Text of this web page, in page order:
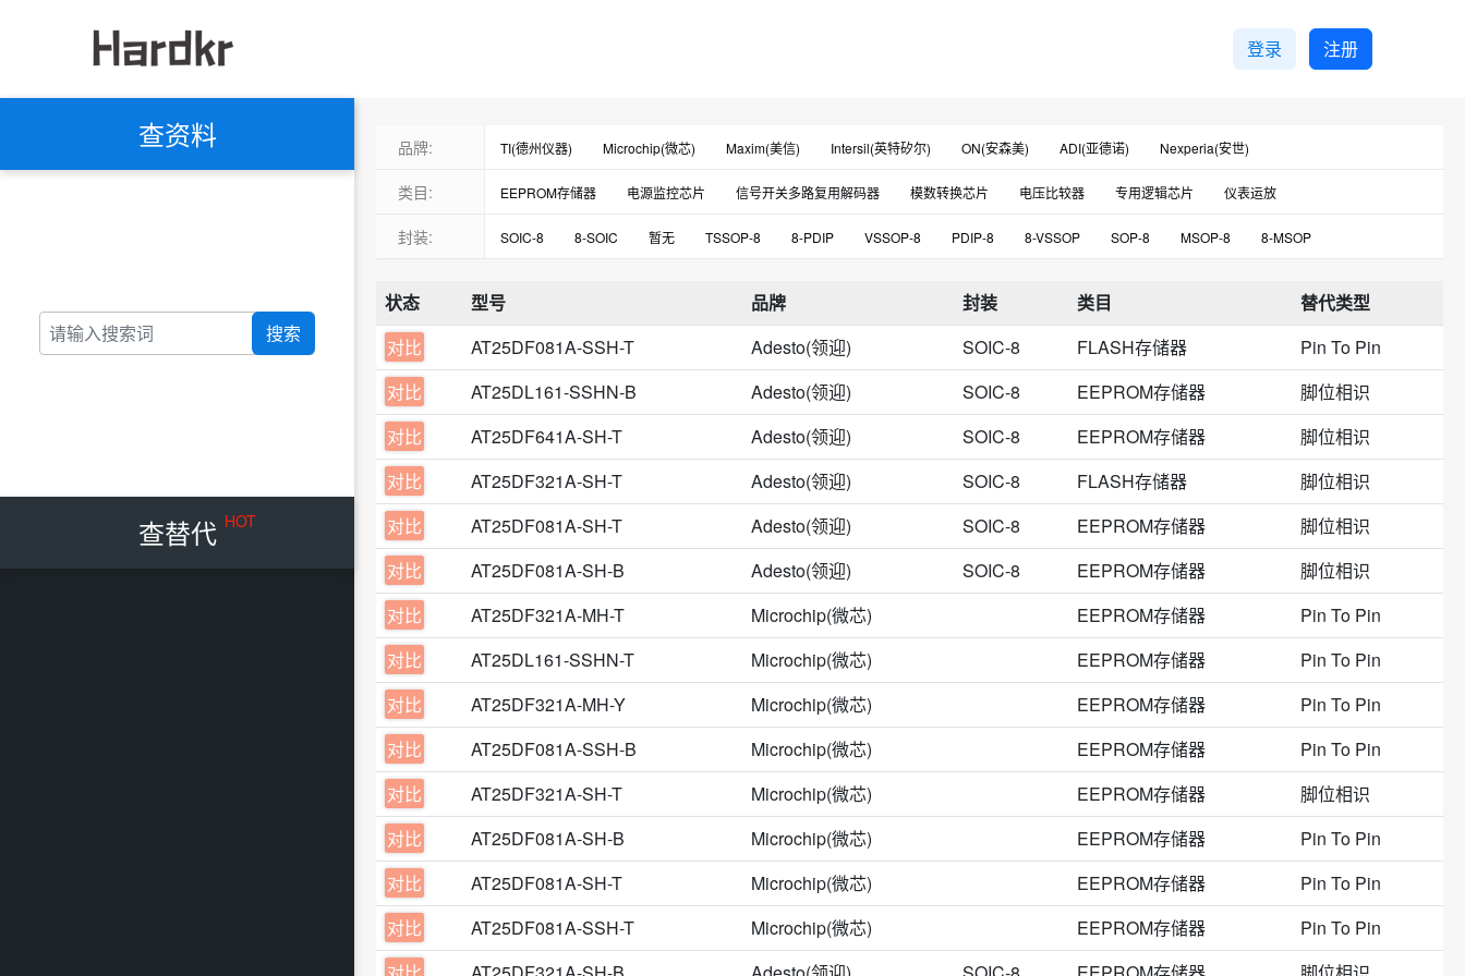
登录 注册
查资料
搜索
查替代 HOT
品牌: TI(德州仪器) Microchip(微芯) Maxim(美信) Intersil(英特矽尔) ON(安森美) ADI(亚德诺)
Nexperia(安世)
ROHM(罗姆)
Adesto(领迎) Renesas(瑞萨) Diodes(美台) Toshiba(东芝) Cypress(赛普拉斯)
Winbond(华邦)
Zetta(澜智)
XTX(芯天下) Genitop(高通) JRC(日本无线电)
Htcsemi(海天芯)
LRC(乐山无线电) HAOYU(昊昱) Intel(英特尔) EG(屹晶微) UMW(友台) KH(港宏)
UTC(友顺)
Micron(镁光)
IK Semicon
KODENSHI AUK(光电子)
Corebai(芯佰) Runic(润石) IDT Hongsi(宏思)
Lyontek(来扬)
Consonance(如韵电子) SEIKO(精工) Infineon(英飞凌) Gainsil(聚洵) MaxLinear
TMI(拓尔)
Fuji(富士电机)
Conntek(昆泰芯) Corex(承芯) XMC(新芯) JSMicro(杰盛微) Dialog
Puolop(迪浦)
Gatemode(捷茂微)
GN(旌芯) Runjet(瑞纳捷) Silicore(芯谷) Microne(微盟) IMP(日银)
Littelfuse(力特)
NVE Corporation
类目: EEPROM存储器 电源监控芯片 信号开关多路复用解码器 模数转换芯片 电压比较器 专用逻辑芯片
仪表运放
FLASH存储器
缓冲器驱动器接收器收发器 温度传感器 放大器 时钟缓冲器驱动器 CPLD-FPGA芯片
实时时钟芯片
电池电源管理芯片PMIC
电平转换移位器 安全(加密)IC SRAM存储器
时钟计时芯片
暂无 74系列逻辑芯片 多频振荡器 特殊功能放大器
音频视频接口芯片
低功耗比较器运放 IO扩展器 时基芯片 TVS二极管(瞬态电压抑制二极管) 高速宽带运放
LED驱动
磁性传感器
达林顿晶体管阵列驱动
全桥半桥驱动
射频卡芯片 FPGA-配置存储器 RS485RS422芯片 功率开关芯片
LEDUPS等其他类型电源模块
电量计芯片
无线收发芯片 16位微控制器-MCU LVDS芯片
封装: SOIC-8 8-SOIC 暂无 TSSOP-8 8-PDIP VSSOP-8 PDIP-8 8-VSSOP SOP-8 MSOP-8
8-MSOP
SOIC-Narrow-8
SOIC-8_150mil SOP-8_208mil TSSOP-B-8
USOP-8
UMAX-8
SM8 X2SON-8 uSOP-8 SOP8 US8-8 UQFN-8
TSSOP-B8J-8
8-LSSOP，8-MSOP（0.110"，2.80mm宽）
8-UFDFN SSOP-8
8-VFSOP（0.091"，2.30mm宽）
8-TSSOP/MSOP
8-UFDFN裸露焊盘 LGA-8 SOIC-8_208mil SOP-J8 TSSOP-8_3x4.4x065P Micro8™
TMSOP-8
MicroPak W SOP-8_ 208mil SOP-8_200mil
US
VSOIC-8
uSOP Micro-8 SOIC-8 Narrow SOP-8J TSOT-23-8 TSSOP Wide
X2-DFN2010-8
5 mm~4.4 mm~1.5 mm 8-WFDFN 8-XFQFN裸露焊盘 MicroPak PDIP-Narrow-8
SNT-8A-8
SOIC8_39MM SOP8-208mil SOP8_208mil 管
10-VFDFN裸露焊盘
14-TSSOP
8-MDIP 8-SOIC-EP 8-SOIC（0.154"，3.90mm宽）
状态 型号 品牌 封装 类目
替代类型
对比
AT25DF081A-SSH-T Adesto(领迎) SOIC-8 FLASH存储器
Pin To Pin
对比
AT25DL161-SSHN-B Adesto(领迎) SOIC-8 EEPROM存储器
脚位相识
对比
AT25DF641A-SH-T Adesto(领迎) SOIC-8 EEPROM存储器
脚位相识
对比
AT25DF321A-SH-T Adesto(领迎) SOIC-8 FLASH存储器
脚位相识
对比
AT25DF081A-SH-T Adesto(领迎) SOIC-8 EEPROM存储器
脚位相识
对比
AT25DF081A-SH-B Adesto(领迎) SOIC-8 EEPROM存储器
脚位相识
对比
AT25DF321A-MH-T Microchip(微芯) EEPROM存储器
Pin To Pin
对比
AT25DL161-SSHN-T Microchip(微芯) EEPROM存储器
Pin To Pin
对比
AT25DF321A-MH-Y Microchip(微芯) EEPROM存储器
Pin To Pin
对比
AT25DF081A-SSH-B Microchip(微芯) EEPROM存储器
Pin To Pin
对比
AT25DF321A-SH-T Microchip(微芯) EEPROM存储器
脚位相识
对比
AT25DF081A-SH-B Microchip(微芯) EEPROM存储器
Pin To Pin
对比
AT25DF081A-SH-T Microchip(微芯) EEPROM存储器
Pin To Pin
对比
AT25DF081A-SSH-T Microchip(微芯) EEPROM存储器
Pin To Pin